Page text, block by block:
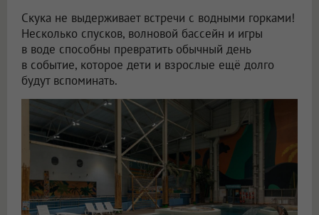
Скука не выдерживает встречи с водными горками!
Несколько спусков, волновой бассейн и игры
в воде способны превратить обычный день
в событие, которое дети и взрослые ещё долго
будут вспоминать.